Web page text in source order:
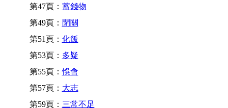
第47頁： 蓄錢物
第49頁： 閉關
第51頁： 化飯
第53頁： 多疑
第55頁：悞會
第57頁： 大志
第59頁： 三常不足